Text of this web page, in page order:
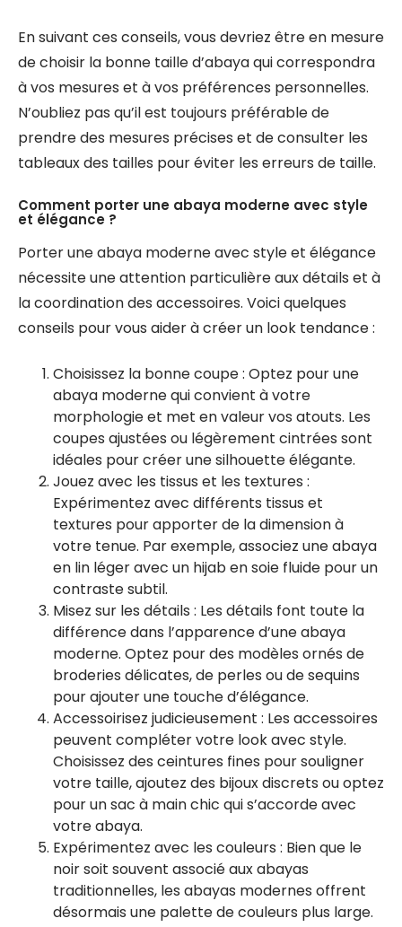
En suivant ces conseils, vous devriez être en mesure
de choisir la bonne taille d’abaya qui correspondra
à vos mesures et à vos préférences personnelles.
N’oubliez pas qu’il est toujours préférable de
prendre des mesures précises et de consulter les
tableaux des tailles pour éviter les erreurs de taille.
Comment porter une abaya moderne avec style
et élégance ?
Porter une abaya moderne avec style et élégance
nécessite une attention particulière aux détails et à
la coordination des accessoires. Voici quelques
conseils pour vous aider à créer un look tendance :
Choisissez la bonne coupe : Optez pour une
abaya moderne qui convient à votre
morphologie et met en valeur vos atouts. Les
coupes ajustées ou légèrement cintrées sont
idéales pour créer une silhouette élégante.
Jouez avec les tissus et les textures :
Expérimentez avec différents tissus et
textures pour apporter de la dimension à
votre tenue. Par exemple, associez une abaya
en lin léger avec un hijab en soie fluide pour un
contraste subtil.
Misez sur les détails : Les détails font toute la
différence dans l’apparence d’une abaya
moderne. Optez pour des modèles ornés de
broderies délicates, de perles ou de sequins
pour ajouter une touche d’élégance.
Accessoirisez judicieusement : Les accessoires
peuvent compléter votre look avec style.
Choisissez des ceintures fines pour souligner
votre taille, ajoutez des bijoux discrets ou optez
pour un sac à main chic qui s’accorde avec
votre abaya.
Expérimentez avec les couleurs : Bien que le
noir soit souvent associé aux abayas
traditionnelles, les abayas modernes offrent
désormais une palette de couleurs plus large.